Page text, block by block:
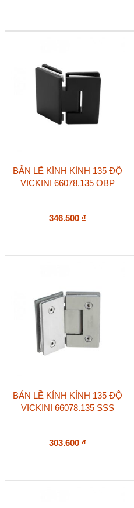
BẢN LỀ KÍNH KÍNH 135 ĐỘ
VICKINI 66078.135 OBP
346.500 ₫
BẢN LỀ KÍNH KÍNH 135 ĐỘ
VICKINI 66078.135 SSS
303.600 ₫